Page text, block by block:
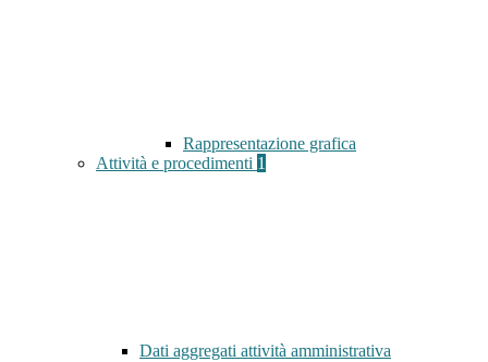
Rappresentazione grafica
Attività e procedimenti 1
Dati aggregati attività amministrativa